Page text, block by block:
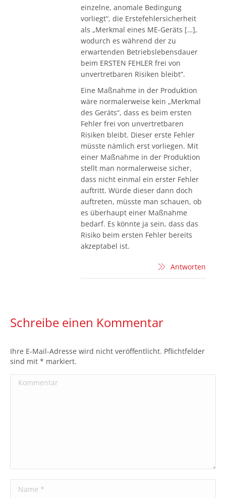
einzelne, anomale Bedingung
vorliegt“, die Erstefehlersicherheit
als „Merkmal eines ME-Geräts […],
wodurch es während der zu
erwartenden Betriebslebensdauer
beim ERSTEN FEHLER frei von
unvertretbaren Risiken bleibt“.
Eine Maßnahme in der Produktion
wäre normalerweise kein „Merkmal
des Geräts“, dass es beim ersten
Fehler frei von unvertretbaren
Risiken bleibt. Dieser erste Fehler
müsste nämlich erst vorliegen. Mit
einer Maßnahme in der Produktion
stellt man normalerweise sicher,
dass nicht einmal ein erster Fehler
auftritt. Würde dieser dann doch
auftreten, müsste man schauen, ob
es überhaupt einer Maßnahme
bedarf. Es könnte ja sein, dass das
Risiko beim ersten Fehler bereits
akzeptabel ist.
Antworten
Schreibe einen Kommentar
Ihre E-Mail-Adresse wird nicht veröffentlicht. Pflichtfelder
sind mit * markiert.
Kommentar
Name *